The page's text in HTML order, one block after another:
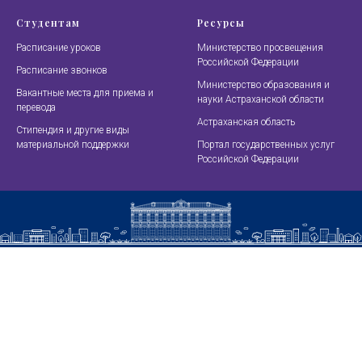
Студентам
Расписание уроков
Расписание звонков
Вакантные места для приема и
перевода
Стипендия и другие виды
материальной поддержки
Ресурсы
Министерство просвещения
Российской Федерации
Министерство образования и
науки Астраханской области
Астраханская область
Портал государственных услуг
Российской Федерации